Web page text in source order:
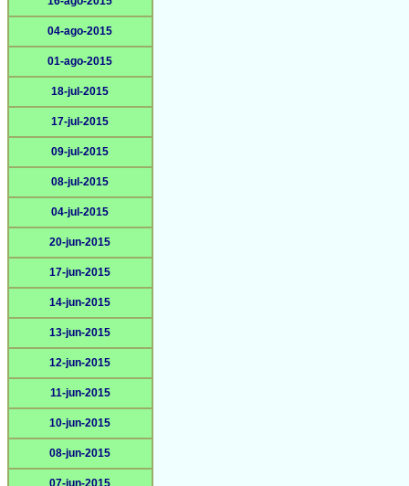
04-ago-2015
01-ago-2015
18-jul-2015
17-jul-2015
09-jul-2015
08-jul-2015
04-jul-2015
20-jun-2015
17-jun-2015
14-jun-2015
13-jun-2015
12-jun-2015
11-jun-2015
10-jun-2015
08-jun-2015
07-jun-2015